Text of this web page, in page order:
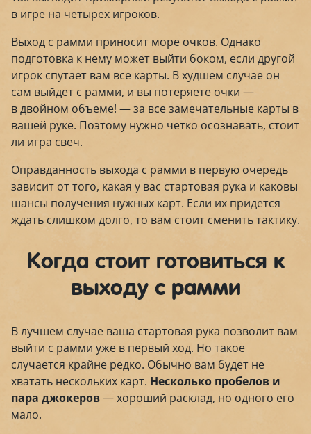
в игре на четырех игроков.
Выход с рамми приносит море очков. Однако
подготовка к нему может выйти боком, если другой
игрок спутает вам все карты. В худшем случае он
сам выйдет с рамми, и вы потеряете очки —
в двойном объеме! — за все замечательные карты в
вашей руке. Поэтому нужно четко осознавать, стоит
ли игра свеч.
Оправданность выхода с рамми в первую очередь
зависит от того, какая у вас стартовая рука и каковы
шансы получения нужных карт. Если их придется
ждать слишком долго, то вам стоит сменить тактику.
Когда стоит готовиться к
выходу с рамми
В лучшем случае ваша стартовая рука позволит вам
выйти с рамми уже в первый ход. Но такое
случается крайне редко. Обычно вам будет не
хватать нескольких карт. Несколько пробелов и
пара джокеров— хороший расклад, но одного его
мало.